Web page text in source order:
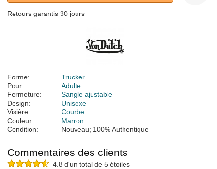
Retours garantis 30 jours
Forme:
Trucker
Pour:
Adulte
Fermeture:
Sangle ajustable
Design:
Unisexe
Visière:
Courbe
Couleur:
Marron
Condition:
Nouveau; 100% Authentique
Commentaires des clients
4.8 d'un total de 5 étoiles